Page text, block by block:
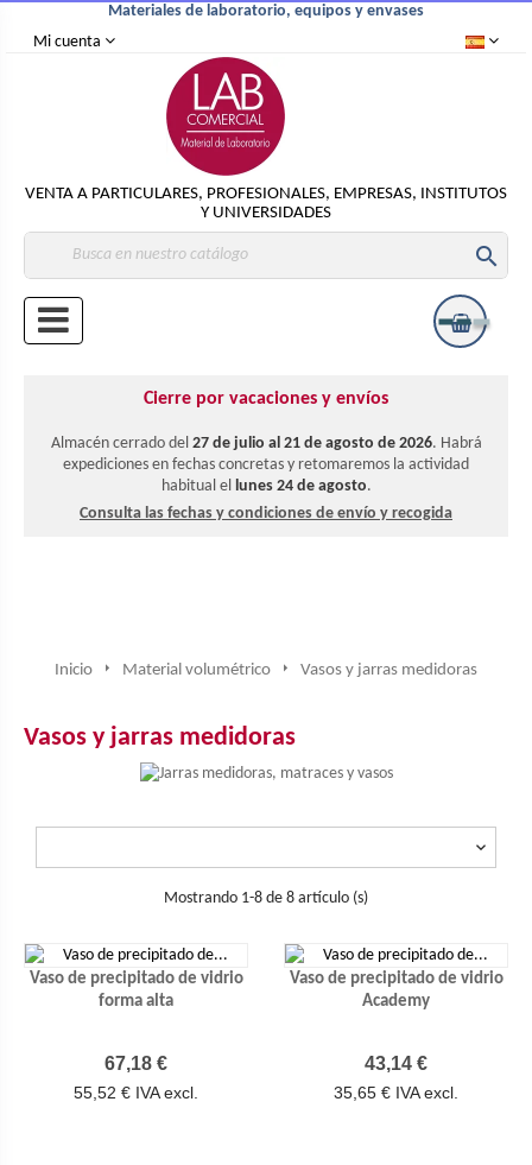
Mi cuenta
Materiales de laboratorio, equipos y envases
VENTA A PARTICULARES, PROFESIONALES, EMPRESAS, INSTITUTOS
Y UNIVERSIDADES

Cierre por vacaciones y envíos
Almacén cerrado del 27 de julio al 21 de agosto de 2026. Habrá
expediciones en fechas concretas y retomaremos la actividad
habitual el lunes 24 de agosto.
Consulta las fechas y condiciones de envío y recogida
Inicio Material volumétrico Vasos y jarras medidoras
Vasos y jarras medidoras

Mostrando 1-8 de 8 artículo (s)
Vaso de precipitado de vidrio
forma alta
Precio
67,18 €
55,52 € IVA excl.
Vaso de precipitado de vidrio
Academy
Precio
43,14 €
35,65 € IVA excl.